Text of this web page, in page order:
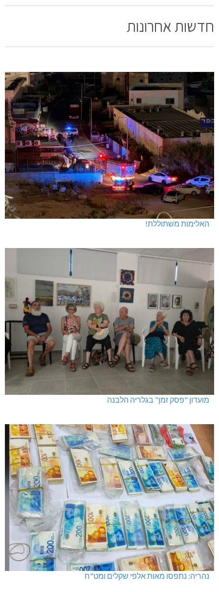
חדשות אחרונות
האלימות משתוללת!
מועדון "פסק זמן" בגלריה הלבנה
נהריה: נתפסו מאות אלפי שקלים ומט"ח